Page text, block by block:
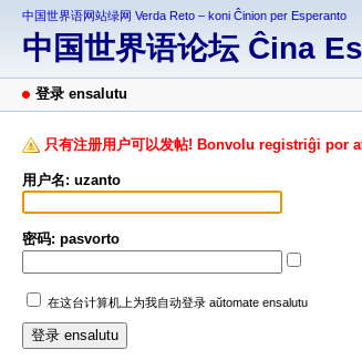
中国世界语网站绿网 Verda Reto – koni Ĉinion per Esperanto
中国世界语论坛 Ĉina
登录 ensalutu
只有注册用户可以发帖! Bonvolu registriĝi por
用户名: uzanto
密码: pasvorto
在这台计算机上为我自动登录 aŭtomate ensalutu